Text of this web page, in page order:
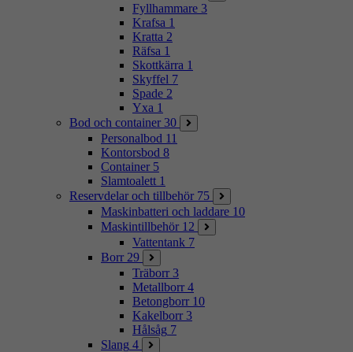
Fyllhammare 3
Krafsa 1
Kratta 2
Räfsa 1
Skottkärra 1
Skyffel 7
Spade 2
Yxa 1
Bod och container 30
Personalbod 11
Kontorsbod 8
Container 5
Slamtoalett 1
Reservdelar och tillbehör 75
Maskinbatteri och laddare 10
Maskintillbehör 12
Vattentank 7
Borr 29
Träborr 3
Metallborr 4
Betongborr 10
Kakelborr 3
Hålsåg 7
Slang 4